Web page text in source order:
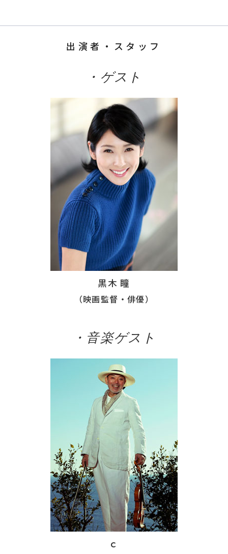
出演者・スタッフ
・ゲスト
黒木 瞳
（映画監督・俳優）
・音楽ゲスト
ｃ